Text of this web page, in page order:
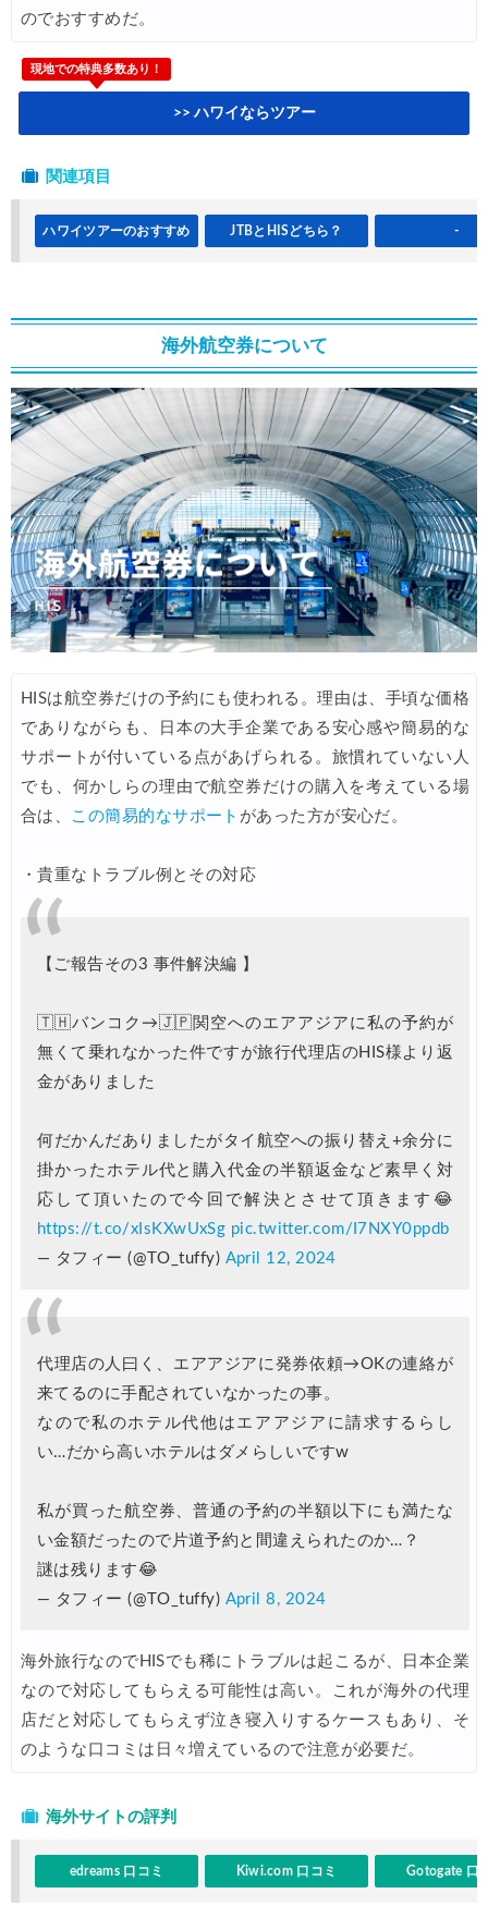
JTB) 海外ツアー(冬・春) 最大40,000円OFFクーポン
JTB) 海外ツアー(秋・冬) 最大20,000円OFFクーポン
05/25 楽天トラベル) 海外ツアー 最大30,000円OFFクーポン
05/23 Trip.com) 航空券＋ホテル 最大5,000円OFFクーポン
05/22 HIS) 海外旅行タイムセール
05/22 楽天トラベル) 海外ツアー 最大50,000円OFFクーポン
05/21 HIS) 海外航空券タイムセール
05/20 楽天トラベル) 海外ツアー 最大30,000円OFFクーポン
05/19 HIS) 海外航空券 2,000円OFFクーポン
05/15 楽天トラベル) 海外ツアー 最大30,000円OFFクーポン
05/16 楽天トラベル) 海外ツアー 最大50,000円OFFクーポン
05/14 Trip.com) 航空券+ホテル 最大5,000円OFFクーポン
05/14 Trip.com) 海外航空券 最大3,000円OFFクーポン
05/14 Trip.com) ホテル 最大3,000円OFFクーポン
05/13 HIS) 海外航空券タイムセール
Trip.com) 航空券+ホテル 最大5,000円OFFクーポン
05/12 Trip.com) ホテル 最大3,000円OFFクーポン
05/11
05/11 エアトリ) 海外航空券 最大10,000円OFFクーポン
05/10 楽天トラベル) 海外ツアー 最大30,000円OFFクーポン
05/08 HIS) スーパーサマーセール2026
HIS) 海外航空券 2,000円OFFクーポン
05/08 楽天トラベル) 海外ツアー 最大50,000円OFFクーポン
05/07 JTB) 海外ツアータイムセール
楽天トラベル) 海外ツアー 最大30,000円OFFクーポン
05/04
05/01
HIS) 海外航空券 2,000円OFFクーポン
05/01 HIS) 海外ツアー(関西発) 最大50,000円OFFクーポン
05/01 HIS) 海外航空券(関西発東アジア) 2,000円OFFクーポン
05/01 楽天トラベル) 海外ツアー 最大50,000円OFFクーポン
05/01 楽天トラベル) 海外ホテル ポイント最大35%還元
05/01 Trip.com) 海外航空券1%OFFクーポン TRIP2
04/30 エアトリ) 海外航空券 最大4,000円OFFクーポン
楽天トラベル) 海外ツアー 最大30,000円OFFクーポン
04/25 楽天トラベル) 海外ツアー 最大30,000円OFFクーポン
04/25 Trip.com) 海外航空券(アジア・ハワイ) 6,900円~
のでおすすめだ。
現地での特典多数あり！
>> ハワイならツアー
関連項目
ハワイツアーのおすすめ JTBとHISどちら？ -
海外航空券について
HISは航空券だけの予約にも使われる。理由は、手頃な価格
でありながらも、日本の大手企業である安心感や簡易的な
サポートが付いている点があげられる。旅慣れていない人
でも、何かしらの理由で航空券だけの購入を考えている場
合は、
この簡易的なサポート があった方が安心だ。
・貴重なトラブル例とその対応
【ご報告その3 事件解決編 】
🇹🇭バンコク→🇯🇵関空へのエアアジアに私の予約が
無くて乗れなかった件ですが旅行代理店のHIS様より返
金がありました
何だかんだありましたがタイ航空への振り替え+余分に
掛かったホテル代と購入代金の半額返金など素早く対
応して頂いたので今回で解決とさせて頂きます😂
https://t.co/xIsKXwUxSg pic.twitter.com/I7NXY0ppdb
— タフィー (@TO_tuffy) April 12, 2024
代理店の人曰く、エアアジアに発券依頼→OKの連絡が
来てるのに手配されていなかったの事。
なので私のホテル代他はエアアジアに請求するらし
い…だから高いホテルはダメらしいですw
私が買った航空券、普通の予約の半額以下にも満たな
い金額だったので片道予約と間違えられたのか…？
謎は残ります😂
— タフィー (@TO_tuffy) April 8, 2024
海外旅行なのでHISでも稀にトラブルは起こるが、日本企業
なので対応してもらえる可能性は高い。これが海外の代理
店だと対応してもらえず泣き寝入りするケースもあり、そ
のような口コミは日々増えているので注意が必要だ。
海外サイトの評判
edreams 口コミ Kiwi.com 口コミ Gotogate 口